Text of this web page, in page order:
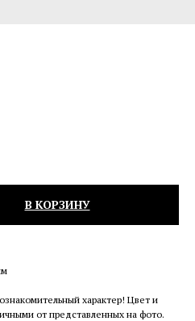
В КОРЗИНУ
характер! Цвет и
от представленных на фото.